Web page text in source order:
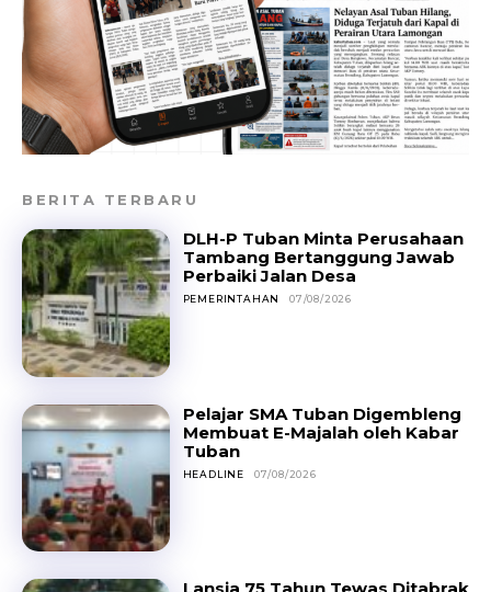
BERITA TERBARU
DLH-P Tuban Minta Perusahaan
Tambang Bertanggung Jawab
Perbaiki Jalan Desa
PEMERINTAHAN 07/08/2026
Pelajar SMA Tuban Digembleng
Membuat E-Majalah oleh Kabar
Tuban
HEADLINE 07/08/2026